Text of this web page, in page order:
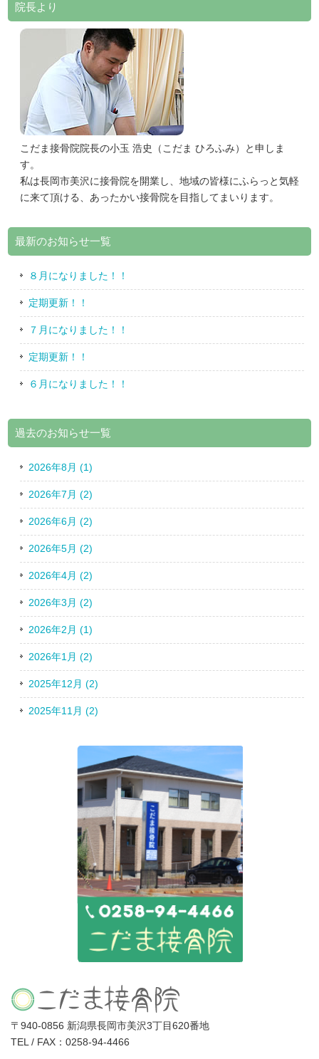
院長より
こだま接骨院院長の小玉 浩史（こだま ひろふみ）と申しま
す。
私は長岡市美沢に接骨院を開業し、地域の皆様にふらっと気軽
に来て頂ける、あったかい接骨院を目指してまいります。
最新のお知らせ一覧
８月になりました！！
定期更新！！
７月になりました！！
定期更新！！
６月になりました！！
過去のお知らせ一覧
2026年8月 (1)
2026年7月 (2)
2026年6月 (2)
2026年5月 (2)
2026年4月 (2)
2026年3月 (2)
2026年2月 (1)
2026年1月 (2)
2025年12月 (2)
2025年11月 (2)
〒940-0856 新潟県長岡市美沢3丁目620番地
TEL / FAX：0258-94-4466